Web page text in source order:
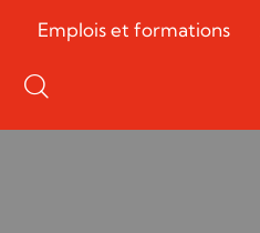
Emplois et formations